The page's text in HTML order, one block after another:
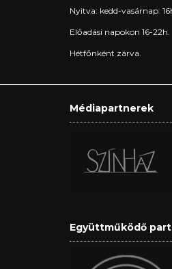
Nyitva: kedd-vasárnap:
Előadási napokon 16-22h.
Hétfőnként zárva.
Médiapartnerek
Együttműködő